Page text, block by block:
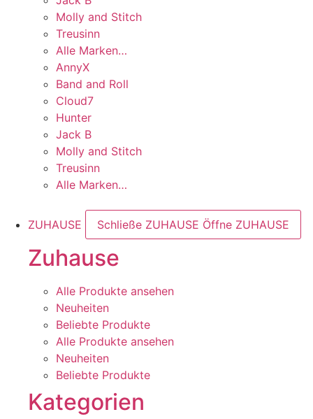
Molly and Stitch
Treusinn
Alle Marken…
AnnyX
Band and Roll
Cloud7
Hunter
Jack B
Molly and Stitch
Treusinn
Alle Marken…
ZUHAUSE Schließe ZUHAUSE Öffne ZUHAUSE
Zuhause
Alle Produkte ansehen
Neuheiten
Beliebte Produkte
Alle Produkte ansehen
Neuheiten
Beliebte Produkte
Kategorien